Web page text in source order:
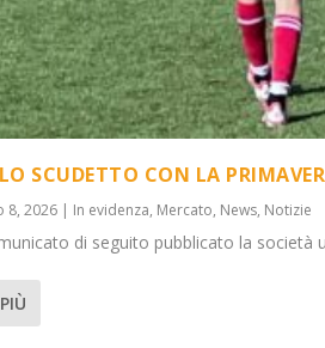
SCUDETTO CON LA
8, 2026 | In evidenza, Mercato, News, Notizie
di seguito pubblicato la società